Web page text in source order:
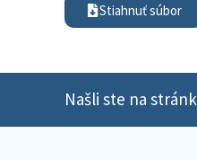
Stiahnuť súbor
Našli ste na